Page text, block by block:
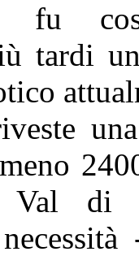
fu
tardi
Val di